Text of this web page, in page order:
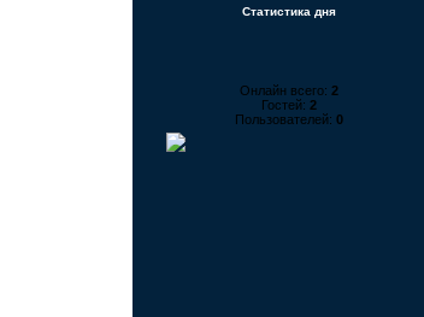
Статистика дня
Онлайн всего: 2
Гостей: 2
Пользователей: 0